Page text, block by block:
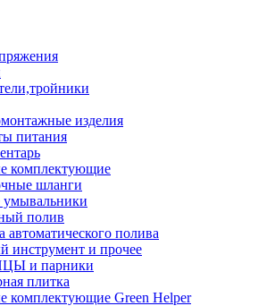
изделия
питания
комплектующие
шланги
умывальники
полив
автоматического полива
инструмент и прочее
и парники
плитка
комплектующие Green Helper